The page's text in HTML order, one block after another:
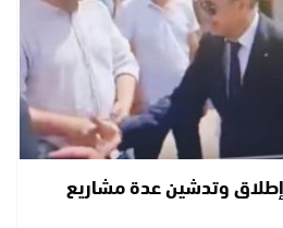
إطلاق وتدشين عدة مشاريع